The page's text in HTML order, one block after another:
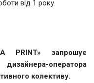
від 1 року.
PRINT» запрошує
оператора
колективу.